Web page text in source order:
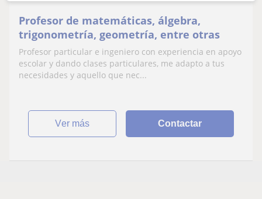
Profesor de matemáticas, álgebra,
trigonometría, geometría, entre otras
Profesor particular e ingeniero con experiencia en apoyo
escolar y dando clases particulares, me adapto a tus
necesidades y aquello que nec...
ver más Contactar